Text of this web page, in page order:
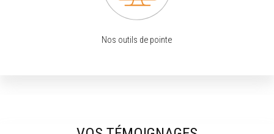
Nos outils de pointe